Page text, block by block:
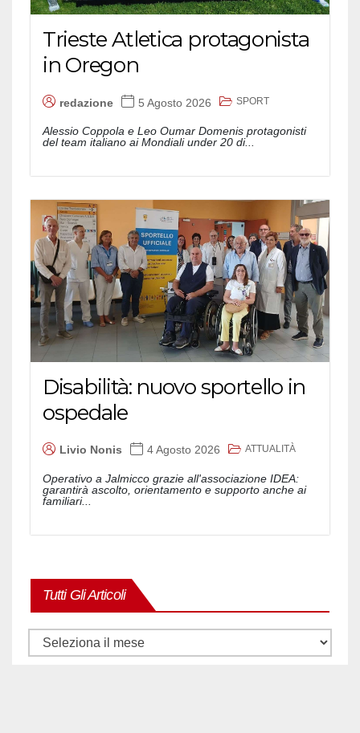
Trieste Atletica protagonista
in Oregon
redazione 5 Agosto 2026 SPORT
Alessio Coppola e Leo Oumar Domenis protagonisti
del team italiano ai Mondiali under 20 di...
Disabilità: nuovo sportello in
ospedale
Livio Nonis 4 Agosto 2026 ATTUALITÀ
Operativo a Jalmicco grazie all'associazione IDEA:
garantirà ascolto, orientamento e supporto anche ai
familiari...
Tutti Gli Articoli
Tutti